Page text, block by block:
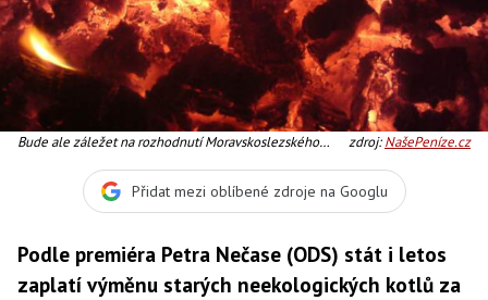
Bude ale záležet na rozhodnutí Moravskoslezského
nové kotle věnovat. K příspěvku státu musí dát kraj
stejnou sumu. Foto:SXC
zdroj:NašePeníze.cz
Přidat mezi oblíbené zdroje na Googlu
Podle premiéra Petra Nečase (ODS) stát i letos
zaplatí výměnu starých neekologických kotlů za